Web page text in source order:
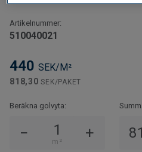
underlagsmaterial ska
jämförelse med många andra
Artikelnummer:
510040021
440 SEK/M²
818,30SEK/PAKET
Beräkna golvyta:
− m² +